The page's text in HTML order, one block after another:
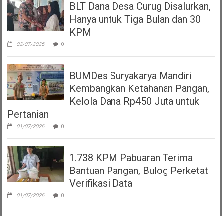
BLT Dana Desa Curug Disalurkan,
Hanya untuk Tiga Bulan dan 30
KPM
02/07/2026 0
BUMDes Suryakarya Mandiri
Kembangkan Ketahanan Pangan,
Kelola Dana Rp450 Juta untuk
Pertanian
01/07/2026 0
1.738 KPM Pabuaran Terima
Bantuan Pangan, Bulog Perketat
Verifikasi Data
01/07/2026 0